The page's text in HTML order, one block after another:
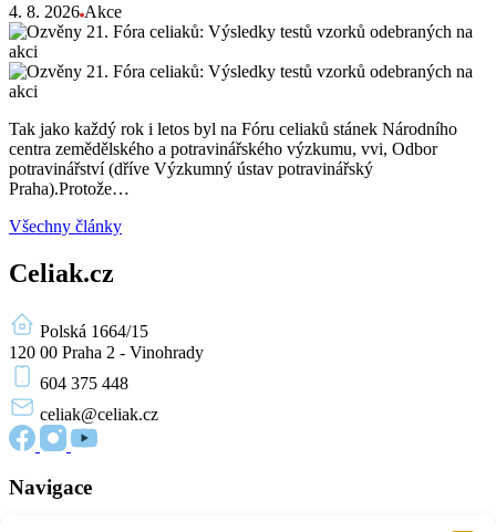
4. 8. 2026 Akce
Tak jako každý rok i letos byl na Fóru celiaků stánek Národního
centra zemědělského a potravinářského výzkumu, vvi, Odbor
potravinářství (dříve Výzkumný ústav potravinářský
Praha).Protože…
Všechny články
Celiak.cz
Polská 1664/15
120 00 Praha 2 - Vinohrady
604 375 448
celiak@celiak.cz
Navigace